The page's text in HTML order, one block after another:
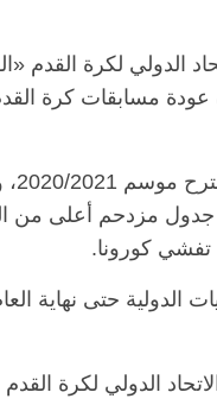
الدولي لكرة القدم
تبديلات في المباراة عودة
مزدحم أعلى من
تفشي كورونا.
الدولية حتى نهاية